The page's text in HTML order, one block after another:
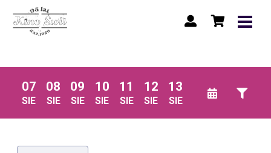
07
SIE
08
SIE
09
SIE
10
SIE
11
SIE
12
SIE
13
SIE